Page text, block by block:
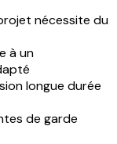
nécessite du
à un
longue durée
de garde